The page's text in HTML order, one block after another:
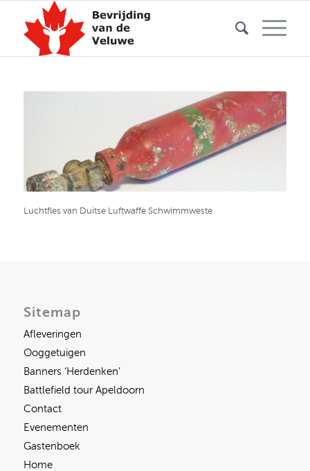
Luchtfles van Duitse Luftwaffe Schwimmweste
Sitemap
Afleveringen
Ooggetuigen
Banners ‘Herdenken’
Battlefield tour Apeldoorn
Contact
Evenementen
Gastenboek
Home